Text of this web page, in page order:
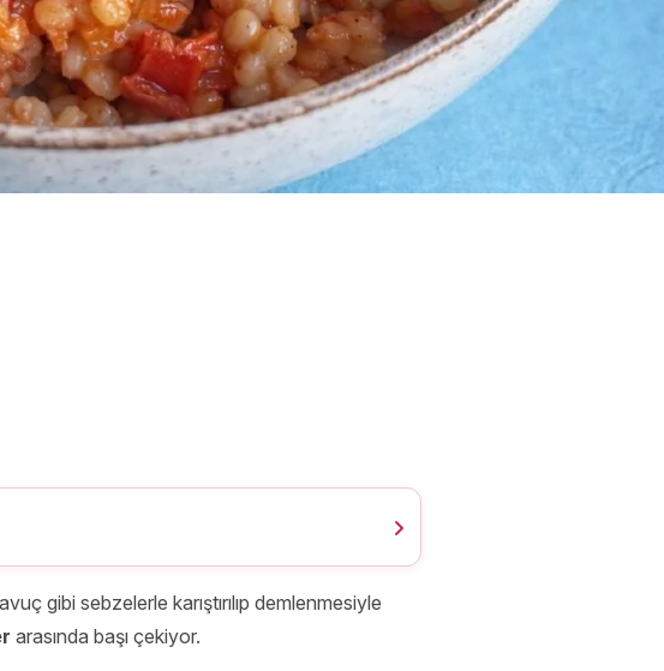
gibi sebzelerle karıştırılıp demlenmesiyle
arasında başı çekiyor.